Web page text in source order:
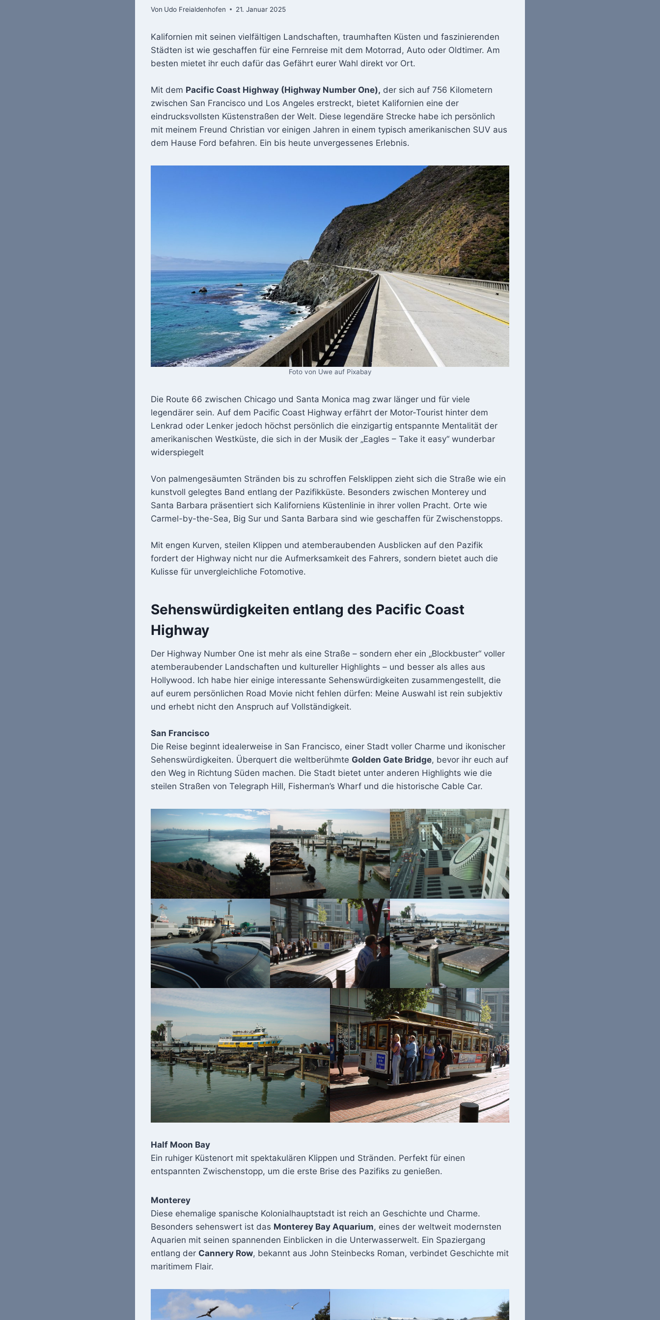
Von Udo Freialdenhofen 21. Januar 2025
Kalifornien mit seinen vielfältigen Landschaften, traumhaften Küsten und faszinierenden
Städten ist wie geschaffen für eine Fernreise mit dem Motorrad, Auto oder Oldtimer. Am
besten mietet ihr euch dafür das Gefährt eurer Wahl direkt vor Ort.
Mit dem Pacific Coast Highway (Highway Number One), der sich auf 756 Kilometern
zwischen San Francisco und Los Angeles erstreckt, bietet Kalifornien eine der
eindrucksvollsten Küstenstraßen der Welt. Diese legendäre Strecke habe ich persönlich
mit meinem Freund Christian vor einigen Jahren in einem typisch amerikanischen SUV aus
dem Hause Ford befahren. Ein bis heute unvergessenes Erlebnis.
Foto von Uwe auf Pixabay
Die Route 66 zwischen Chicago und Santa Monica mag zwar länger und für viele
legendärer sein. Auf dem Pacific Coast Highway erfährt der Motor-Tourist hinter dem
Lenkrad oder Lenker jedoch höchst persönlich die einzigartig entspannte Mentalität der
amerikanischen Westküste, die sich in der Musik der „Eagles – Take it easy“ wunderbar
widerspiegelt
Von palmengesäumten Stränden bis zu schroffen Felsklippen zieht sich die Straße wie ein
kunstvoll gelegtes Band entlang der Pazifikküste. Besonders zwischen Monterey und
Santa Barbara präsentiert sich Kaliforniens Küstenlinie in ihrer vollen Pracht. Orte wie
Carmel-by-the-Sea, Big Sur und Santa Barbara sind wie geschaffen für Zwischenstopps.
Mit engen Kurven, steilen Klippen und atemberaubenden Ausblicken auf den Pazifik
fordert der Highway nicht nur die Aufmerksamkeit des Fahrers, sondern bietet auch die
Kulisse für unvergleichliche Fotomotive.
Sehenswürdigkeiten entlang des Pacific Coast
Highway
Der Highway Number One ist mehr als eine Straße – sondern eher ein „Blockbuster“ voller
atemberaubender Landschaften und kultureller Highlights – und besser als alles aus
Hollywood. Ich habe hier einige interessante Sehenswürdigkeiten zusammengestellt, die
auf eurem persönlichen Road Movie nicht fehlen dürfen: Meine Auswahl ist rein subjektiv
und erhebt nicht den Anspruch auf Vollständigkeit.
San Francisco
Die Reise beginnt idealerweise in San Francisco, einer Stadt voller Charme und ikonischer
Sehenswürdigkeiten. Überquert die weltberühmte Golden Gate Bridge, bevor ihr euch auf
den Weg in Richtung Süden machen. Die Stadt bietet unter anderen Highlights wie die
steilen Straßen von Telegraph Hill, Fisherman’s Wharf und die historische Cable Car.
Half Moon Bay
Ein ruhiger Küstenort mit spektakulären Klippen und Stränden. Perfekt für einen
entspannten Zwischenstopp, um die erste Brise des Pazifiks zu genießen.
Monterey
Diese ehemalige spanische Kolonialhauptstadt ist reich an Geschichte und Charme.
Besonders sehenswert ist das Monterey Bay Aquarium, eines der weltweit modernsten
Aquarien mit seinen spannenden Einblicken in die Unterwasserwelt. Ein Spaziergang
entlang der Cannery Row, bekannt aus John Steinbecks Roman, verbindet Geschichte mit
maritimem Flair.